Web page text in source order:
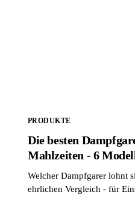
PRODUKTE
Die besten
Mahlzeiten - 6
Welcher Dampfgarer lohnt
ehrlichen Vergleich - für